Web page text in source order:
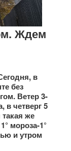
Ждем
в
без
Ветер 3-
в четверг 5
же
мороза-1°
и утром